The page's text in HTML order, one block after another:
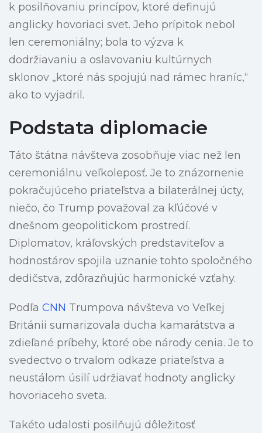
k posilňovaniu princípov, ktoré definujú
anglicky hovoriaci svet. Jeho prípitok nebol
len ceremoniálny; bola to výzva k
dodržiavaniu a oslavovaniu kultúrnych
sklonov „ktoré nás spojujú nad rámec hraníc,“
ako to vyjadril.
Podstata diplomacie
Táto štátna návšteva zosobňuje viac než len
ceremoniálnu veľkoleposť. Je to znázornenie
pokračujúceho priateľstva a bilaterálnej úcty,
niečo, čo Trump považoval za kľúčové v
dnešnom geopolitickom prostredí.
Diplomatov, kráľovských predstaviteľov a
hodnostárov spojila uznanie tohto spoločného
dedičstva, zdôrazňujúc harmonické vzťahy.
Podľa CNN Trumpova návšteva vo Veľkej
Británii sumarizovala ducha kamarátstva a
zdieľané príbehy, ktoré obe národy cenia. Je to
svedectvo o trvalom odkaze priateľstva a
neustálom úsilí udržiavať hodnoty anglicky
hovoriaceho sveta.
Takéto udalosti posilňujú dôležitosť